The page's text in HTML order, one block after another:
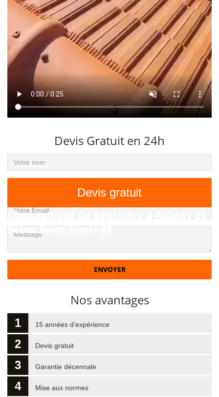
Devis gratuit
Changement de gouttière à Aulnay et
Seine Saint Denis 93
Devis Gratuit en 24h
Nos avantages
1 15 années d’expérience
2 Devis gratuit
3 Garantie décennale
4 Mise aux normes